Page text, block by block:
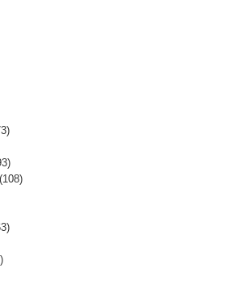
(108)